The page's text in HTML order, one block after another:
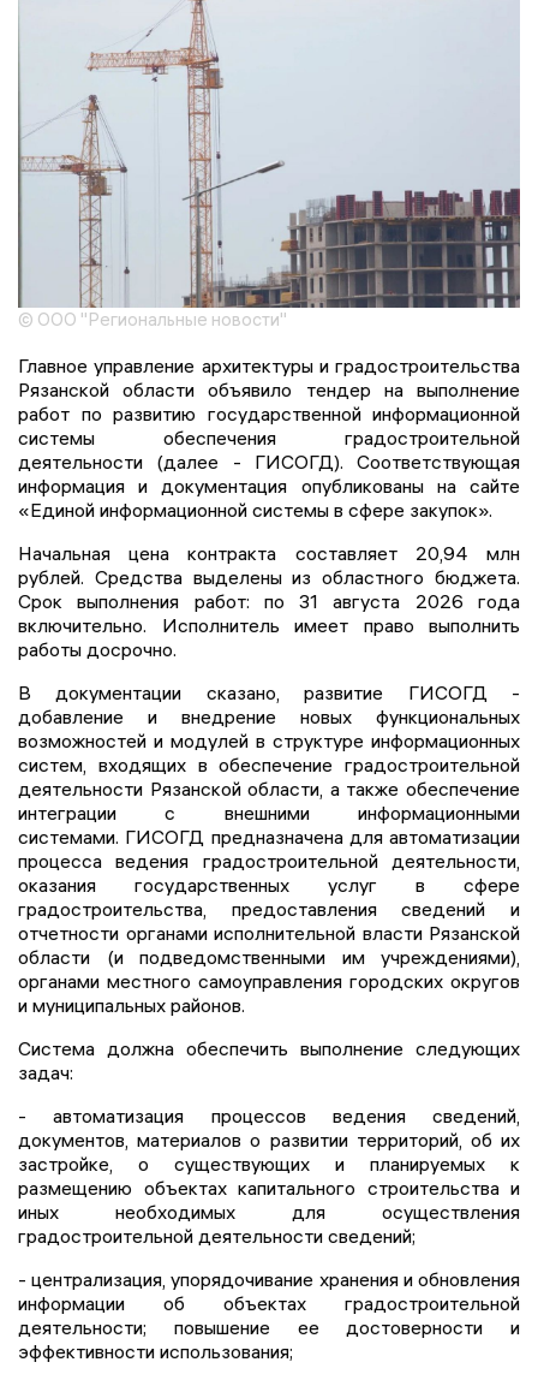
© ООО "Региональные новости"
Главное управление архитектуры и градостроительства
Рязанской области объявило тендер на выполнение
работ по развитию государственной информационной
системы обеспечения градостроительной
деятельности (далее - ГИСОГД). Соответствующая
информация и документация опубликованы на сайте
«Единой информационной системы в сфере закупок».
Начальная цена контракта составляет 20,94 млн
рублей. Средства выделены из областного бюджета.
Срок выполнения работ: по 31 августа 2026 года
включительно. Исполнитель имеет право выполнить
работы досрочно.
В документации сказано, развитие ГИСОГД -
добавление и внедрение новых функциональных
возможностей и модулей в структуре информационных
систем, входящих в обеспечение градостроительной
деятельности Рязанской области, а также обеспечение
интеграции с внешними информационными
системами. ГИСОГД предназначена для автоматизации
процесса ведения градостроительной деятельности,
оказания государственных услуг в сфере
градостроительства, предоставления сведений и
отчетности органами исполнительной власти Рязанской
области (и подведомственными им учреждениями),
органами местного самоуправления городских округов
и муниципальных районов.
Система должна обеспечить выполнение следующих
задач:
- автоматизация процессов ведения сведений,
документов, материалов о развитии территорий, об их
застройке, о существующих и планируемых к
размещению объектах капитального строительства и
иных необходимых для осуществления
градостроительной деятельности сведений;
- централизация, упорядочивание хранения и обновления
информации об объектах градостроительной
деятельности; повышение ее достоверности и
эффективности использования;